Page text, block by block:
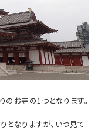
お寺の1つとなります。
なりますが、いつ見て